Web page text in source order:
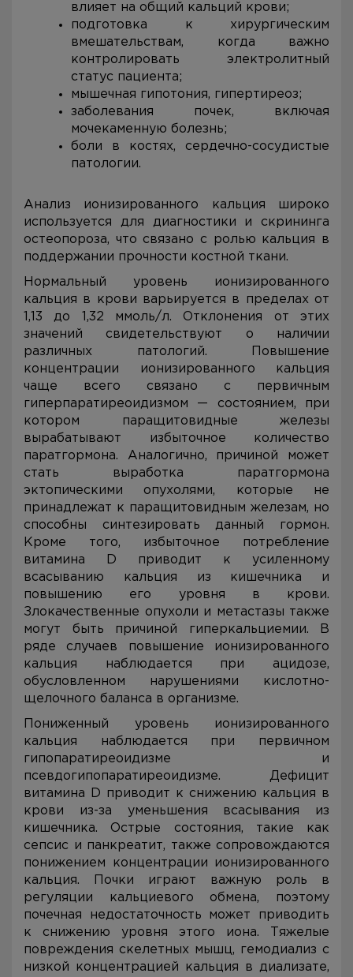
влияет на общий кальций крови;
подготовка к хирургическим
вмешательствам, когда важно
контролировать электролитный
статус пациента;
мышечная гипотония, гипертиреоз;
заболевания почек, включая
мочекаменную болезнь;
боли в костях, сердечно-сосудистые
патологии.
Анализ ионизированного кальция широко
используется для диагностики и скрининга
остеопороза, что связано с ролью кальция в
поддержании прочности костной ткани.
Нормальный уровень ионизированного
кальция в крови варьируется в пределах от
1,13 до 1,32 ммоль/л. Отклонения от этих
значений свидетельствуют о наличии
различных патологий. Повышение
концентрации ионизированного кальция
чаще всего связано с первичным
гиперпаратиреоидизмом — состоянием, при
котором паращитовидные железы
вырабатывают избыточное количество
паратгормона. Аналогично, причиной может
стать выработка паратгормона
эктопическими опухолями, которые не
принадлежат к паращитовидным железам, но
способны синтезировать данный гормон.
Кроме того, избыточное потребление
витамина D приводит к усиленному
всасыванию кальция из кишечника и
повышению его уровня в крови.
Злокачественные опухоли и метастазы также
могут быть причиной гиперкальциемии. В
ряде случаев повышение ионизированного
кальция наблюдается при ацидозе,
обусловленном нарушениями кислотно-
щелочного баланса в организме.
Пониженный уровень ионизированного
кальция наблюдается при первичном
гипопаратиреоидизме и
псевдогипопаратиреоидизме. Дефицит
витамина D приводит к снижению кальция в
крови из-за уменьшения всасывания из
кишечника. Острые состояния, такие как
сепсис и панкреатит, также сопровождаются
понижением концентрации ионизированного
кальция. Почки играют важную роль в
регуляции кальциевого обмена, поэтому
почечная недостаточность может приводить
к снижению уровня этого иона. Тяжелые
повреждения скелетных мышц, гемодиализ с
низкой концентрацией кальция в диализате,